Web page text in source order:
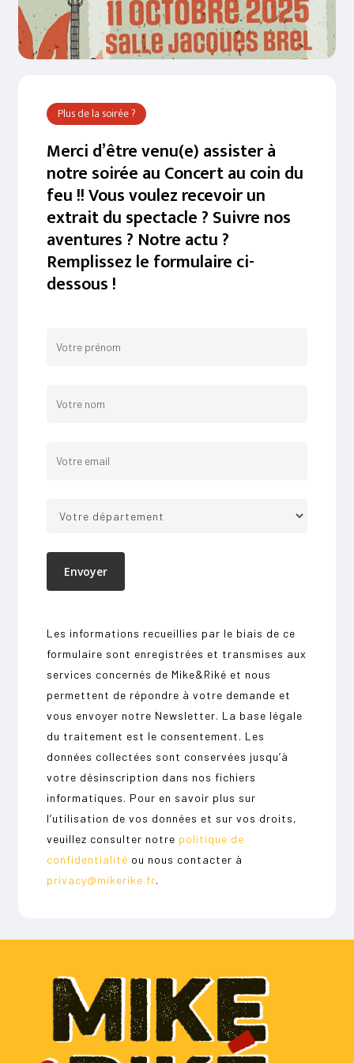
Plus de la soirée ?
Merci d’être venu(e) assister à
notre soirée au Concert au coin du
feu !! Vous voulez recevoir un
extrait du spectacle ? Suivre nos
aventures ? Notre actu ?
Remplissez le formulaire ci-
dessous !
Les informations recueillies par le biais de ce
formulaire sont enregistrées et transmises aux
services concernés de Mike&Riké et nous
permettent de répondre à votre demande et
vous envoyer notre Newsletter. La base légale
du traitement est le consentement. Les
données collectées sont conservées jusqu’à
votre désinscription dans nos fichiers
informatiques. Pour en savoir plus sur
l’utilisation de vos données et sur vos droits,
veuillez consulter notre politique de
confidentialité ou nous contacter à
privacy@mikerike.fr.